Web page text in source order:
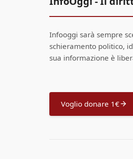
Infooggi sarà sempre
schieramento politico,
sua informazione è
Voglio donare 1€